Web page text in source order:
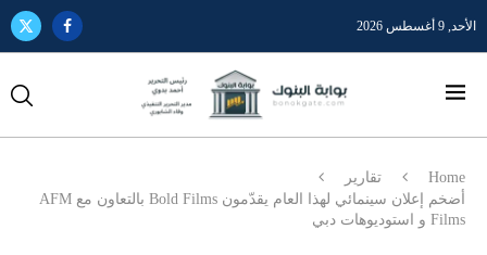
الأحد, 9 أغسطس 2026
Home
تقارير
أضخم إعلان سينمائي لهذا العام يقدّمون Bold Films بالتعاون مع AFM
Films و استوديوهات دبي